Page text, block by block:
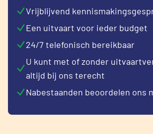
Vrijblijvend
Een uitvaart voor ieder budget
24/7 telefonisch bereikbaar
U kunt met of zonder
altijd bij ons terecht
Nabestaanden beoordelen ons